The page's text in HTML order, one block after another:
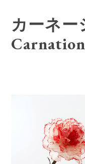
カーネー
Carnation